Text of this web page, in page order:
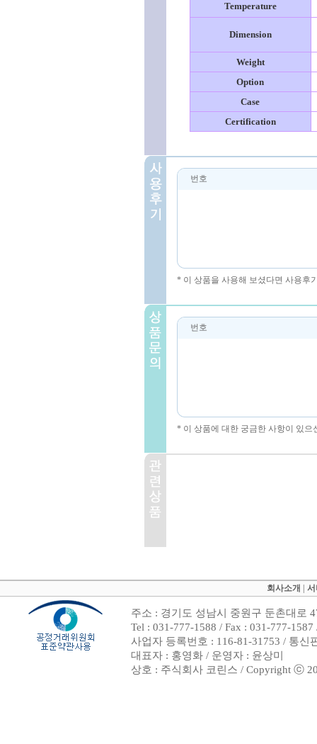
Temperature
Dimension
Weight
Option
Case
Certification
번호
* 이 상품을 사용해 보셨다면 사용후
번호
* 이 상품에 대한 궁금한 사항이 있
회사소개
주소 : 경기도 성남시 중원구 둔촌대로
Tel : 031-777-1588 / Fax : 031-777-
사업자 등록번호 : 116-81-31753 / 통신
대표자 : 홍영화 / 운영자 : 윤상미
상호 : 주식회사 코린스 / Copyright ⓒ